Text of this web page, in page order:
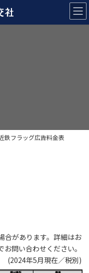
鉄フラッグ広告料金表
合があります。詳細はお
お問い合わせください。
(2024年5月現在／税別)